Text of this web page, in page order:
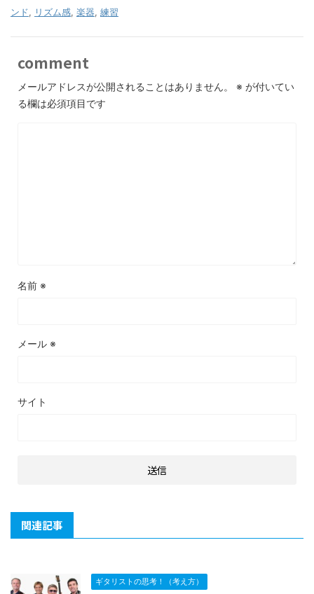
ンド, リズム感, 楽器, 練習
comment
メールアドレスが公開されることはありません。 ※ が付いてい
る欄は必須項目です
名前 ※
メール ※
サイト
関連記事
ギタリストの思考！（考え方）